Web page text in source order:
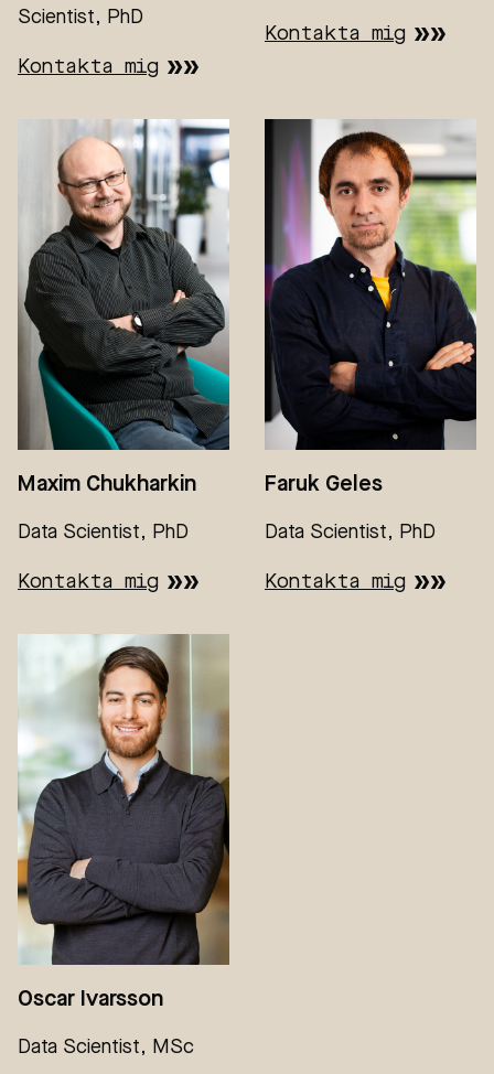
Scientist, PhD
Kontakta mig
Kontakta mig
Maxim Chukharkin
Data Scientist, PhD
Kontakta mig
Faruk Geles
Data Scientist, PhD
Kontakta mig
Oscar Ivarsson
Data Scientist, MSc